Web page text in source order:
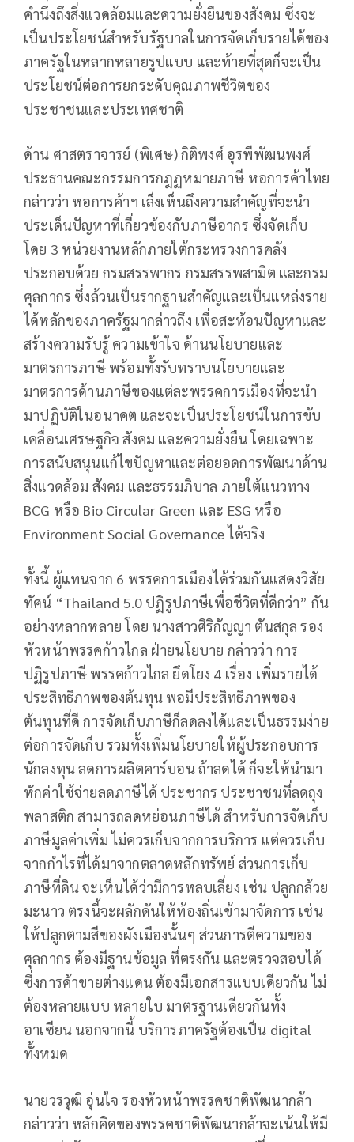
คำนึงถึงสิ่งแวดล้อมและความยั่งยืนของสังคม ซึ่งจะ
เป็นประโยชน์สำหรับรัฐบาลในการจัดเก็บรายได้ของ
ภาครัฐในหลากหลายรูปแบบ และท้ายที่สุดก็จะเป็น
ประโยชน์ต่อการยกระดับคุณภาพชีวิตของ
ประชาชนและประเทศชาติ
ด้าน ศาสตราจารย์ (พิเศษ) กิติพงศ์ อุรพีพัฒนพงศ์
ประธานคณะกรรมการกฎฏหมายภาษี หอการค้าไทย
กล่าวว่า หอการค้าฯ เล็งเห็นถึงความสำคัญที่จะนำ
ประเด็นปัญหาที่เกี่ยวข้องกับภาษีอากร ซึ่งจัดเก็บ
โดย 3 หน่วยงานหลักภายใต้กระทรวงการคลัง
ประกอบด้วย กรมสรรพากร กรมสรรพสามิต และกรม
ศุลกากร ซึ่งล้วนเป็นรากฐานสำคัญและเป็นแหล่งราย
ได้หลักของภาครัฐมากล่าวถึง เพื่อสะท้อนปัญหาและ
สร้างความรับรู้ ความเข้าใจ ด้านนโยบายและ
มาตรการภาษี พร้อมทั้งรับทราบนโยบายและ
มาตรการด้านภาษีของแต่ละพรรคการเมืองที่จะนำ
มาปฏิบัติในอนาคต และจะเป็นประโยชน์ในการขับ
เคลื่อนเศรษฐกิจ สังคม และความยั่งยืน โดยเฉพาะ
การสนับสนุนแก้ไขปัญหาและต่อยอดการพัฒนาด้าน
สิ่งแวดล้อม สังคม และธรรมภิบาล ภายใต้แนวทาง
BCG หรือ Bio Circular Green และ ESG หรือ
Environment Social Governance ได้จริง
ทั้งนี้ ผู้แทนจาก 6 พรรคการเมืองได้ร่วมกันแสดงวิสัย
ทัศน์ “Thailand 5.0 ปฏิรูปภาษีเพื่อชีวิตที่ดีกว่า” กัน
อย่างหลากหลาย โดย นางสาวศิริกัญญา ตันสกุล รอง
หัวหน้าพรรคก้าวไกล ฝ่ายนโยบาย กล่าวว่า การ
ปฏิรูปภาษี พรรคก้าวไกล ยึดโยง 4 เรื่อง เพิ่มรายได้
ประสิทธิภาพของต้นทุน พอมีประสิทธิภาพของ
ต้นทุนที่ดี การจัดเก็บภาษีก็ลดลงได้และเป็นธรรมง่าย
ต่อการจัดเก็บ รวมทั้งเพิ่มนโยบายให้ผู้ประกอบการ
นักลงทุน ลดการผลิตคาร์บอน ถ้าลดได้ ก็จะให้นำมา
หักค่าใช้จ่ายลดภาษีได้ ประชากร ประชาชนที่ลดถุง
พลาสติก สามารถลดหย่อนภาษีได้ สำหรับการจัดเก็บ
ภาษีมูลค่าเพิ่ม ไม่ควรเก็บจากการบริการ แต่ควรเก็บ
จากกำไรที่ได้มาจากตลาดหลักทรัพย์ ส่วนการเก็บ
ภาษีที่ดิน จะเห็นได้ว่ามีการหลบเลี่ยง เช่น ปลูกกล้วย
มะนาว ตรงนี้จะผลักดันให้ท้องถิ่นเข้ามาจัดการ เช่น
ให้ปลูกตามสีของผังเมืองนั้นๆ ส่วนการตีความของ
ศุลกากร ต้องมีฐานข้อมูล ที่ตรงกัน และตรวจสอบได้
ซึ่งการค้าขายต่างแดน ต้องมีเอกสารแบบเดียวกัน ไม่
ต้องหลายแบบ หลายใบ มาตรฐานเดียวกันทั้ง
อาเซียน นอกจากนี้ บริการภาครัฐต้องเป็น digital
ทั้งหมด
นายวรวุฒิ อุ่นใจ รองหัวหน้าพรรคชาติพัฒนากล้า
กล่าวว่า หลักคิดของพรรคชาติพัฒนากล้าจะเน้นให้มี